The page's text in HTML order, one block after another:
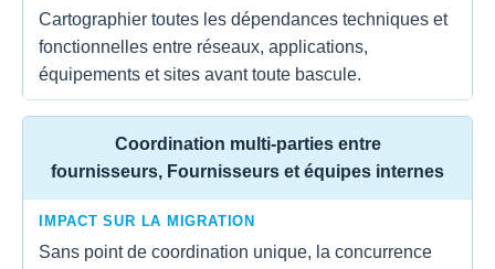
Cartographier toutes les dépendances techniques et
fonctionnelles entre réseaux, applications,
équipements et sites avant toute bascule.
Coordination multi-parties entre
fournisseurs, Fournisseurs et équipes internes
IMPACT SUR LA MIGRATION
Sans point de coordination unique, la concurrence